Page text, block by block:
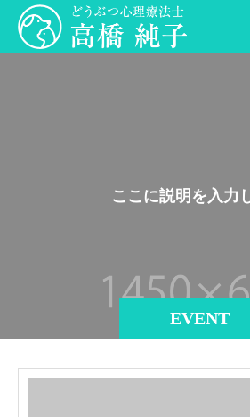
EVENT
ここに説明を入力し